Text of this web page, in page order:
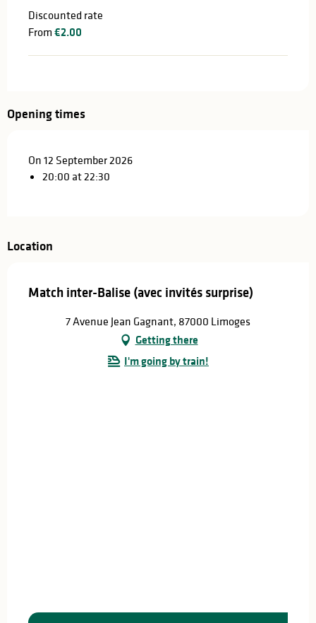
Discounted rate
From €2.00
Opening times
On 12 September 2026
20:00 at 22:30
Location
Match inter-Balise (avec invités surprise)
7 Avenue Jean Gagnant, 87000 Limoges
Getting there
I'm going by train!